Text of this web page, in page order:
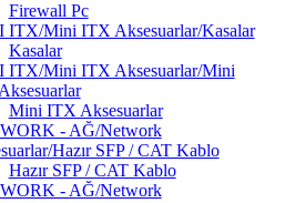
Firewall Pc
ITX/Mini ITX Aksesuarlar/Kasalar
Kasalar
ITX/Mini ITX Aksesuarlar/Mini
Mini ITX Aksesuarlar
- AĞ/Network
Hazır SFP / CAT Kablo
Hazır SFP / CAT Kablo
- AĞ/Network